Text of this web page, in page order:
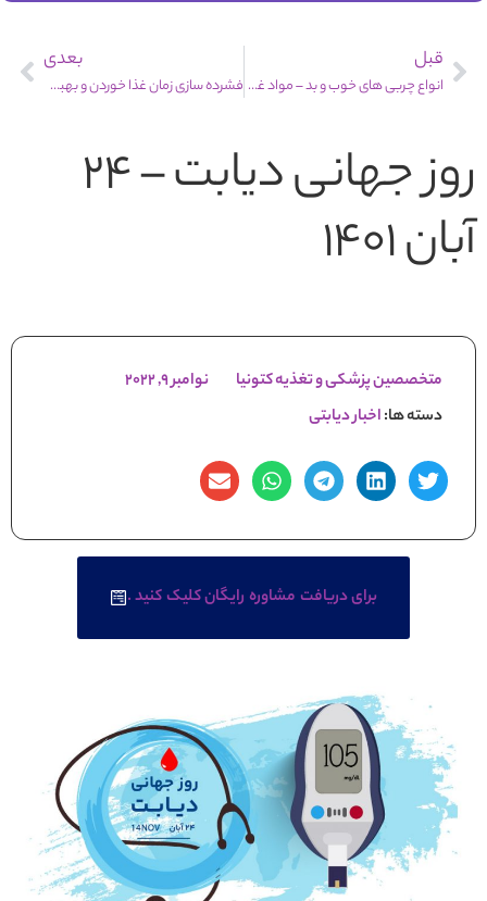
قبل
انواع چربی های خوب و بد – مواد غذایی مورد نیاز بدن (4/2)
بعدی
فشرده سازی زمان غذا خوردن و بهبود متابولیسم
روز جهانی دیابت – 24
آبان 1401
متخصصین پزشکی و تغذیه کتونیا
نوامبر 9, 2022
دسته ها:اخبار دیابتی
برای دریافت مشاوره رایگان کلیک کنید .